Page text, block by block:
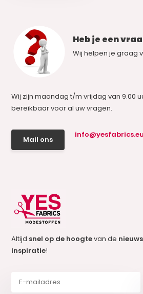
Heb je een
Wij helpen je graag
Wij zijn maandag t/m vrijdag van 9.00
bereikbaar voor al uw vragen.
Mail ons
info@yesfabrics.eu
Altijd snel op de hoogtevan de
inspiratie!